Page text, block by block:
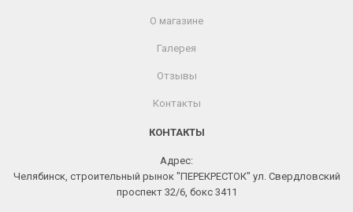
О магазине
Галерея
Отзывы
Контакты
КОНТАКТЫ
Адрес:
Челябинск, строительный рынок "ПЕРЕКРЕСТОК" ул. Свердловский
проспект 32/6, бокс 3411